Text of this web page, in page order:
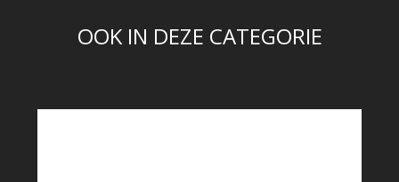
OOK IN DEZE CATEGORIE